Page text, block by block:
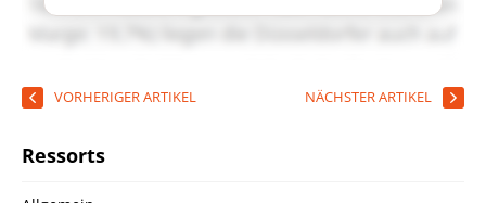
VORHERIGER ARTIKEL NÄCHSTER ARTIKEL
Ressorts